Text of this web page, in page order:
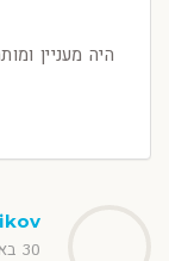
היה מעניין
30 באוקטובר 2021